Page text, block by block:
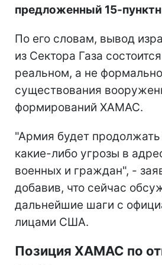
предложенный 15-
По его словам, вывод
из Сектора Газа
реальном, а не
существования
формирований ХАМАС.
"Армия будет продолжать
какие-либо угрозы в
военных и граждан", -
добавив, что сейчас
дальнейшие шаги с
лицами США.
Позиция ХАМАС по